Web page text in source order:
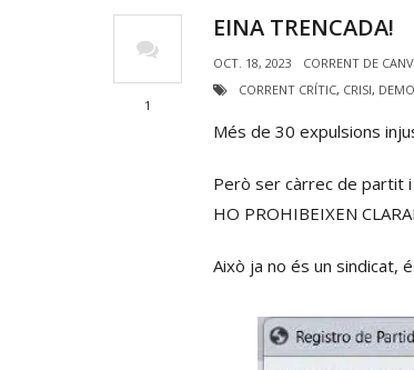
EINA TRENCADA!
OCT. 18, 2023 CORRENT DE
1
CORRENT CRÍTIC, CRISI,
Més de 30 expulsions
Però ser càrrec de partit
HO PROHIBEIXEN
Això ja no és un sindicat,